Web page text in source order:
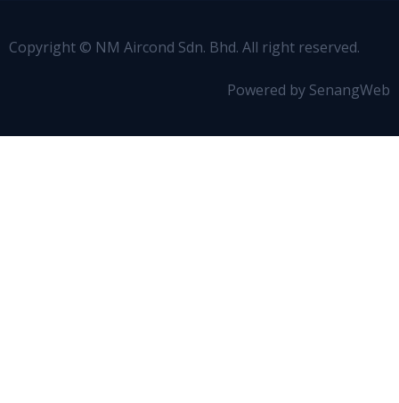
Copyright © NM Aircond Sdn. Bhd. All right reserved.
Powered by SenangWeb